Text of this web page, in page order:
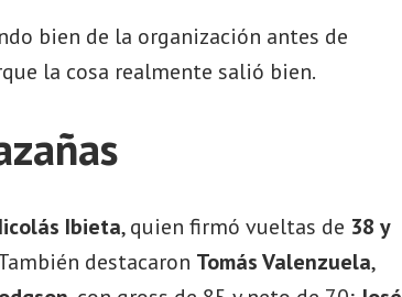
bien de la organización antes de
la cosa realmente salió bien.
Ibieta, quien firmó vueltas de 38 y
destacaron Tomás Valenzuela,